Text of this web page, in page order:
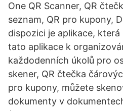
One QR Scanner, QR
seznam, QR pro kupony,
dispozici je aplikace,
tato aplikace k
každodenních úkolů pro
skener, QR čtečka
pro kupony, můžete
dokumenty v